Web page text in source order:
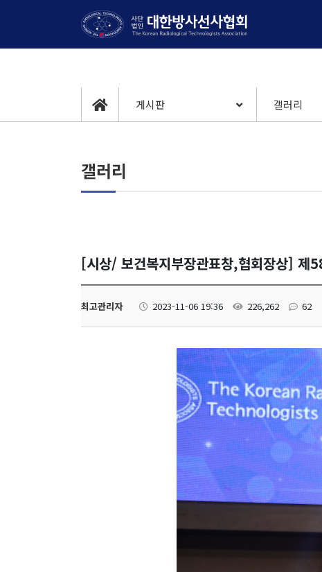
게시판 갤러리
갤러리
[시상/ 보건복지부장관표창,협회장상] 제
최고관리자 2023-11-06 19:36 226,262 62